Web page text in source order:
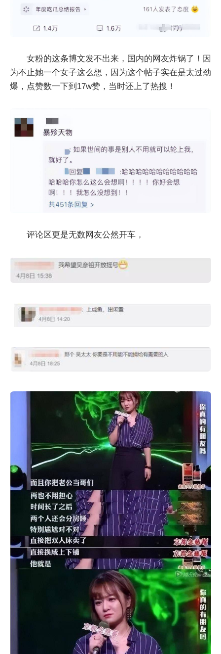
女粉的这条博文发不出来，国内的网友炸锅了！因
为不止她一个女子这么想，因为这个帖子实在是太过劲
爆，点赞数一下到17w赞，当时还上了热搜！
评论区更是无数网友公然开车，